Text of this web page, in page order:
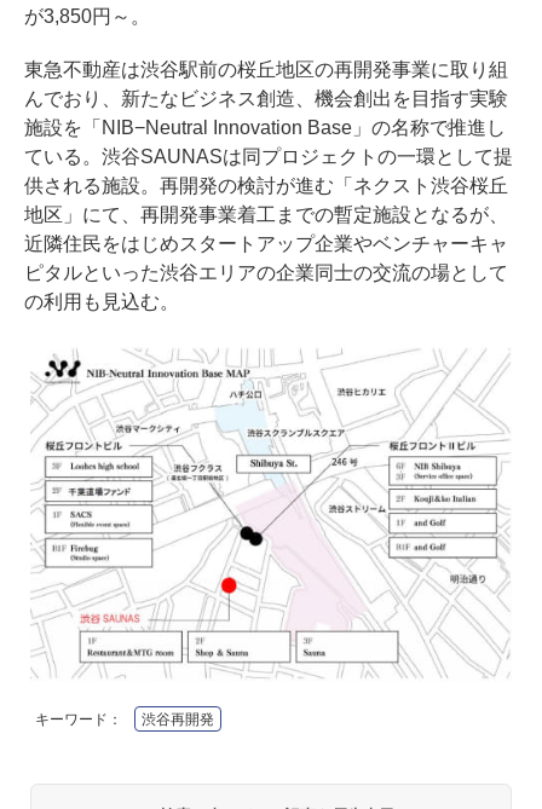
が3,850円～。
東急不動産は渋谷駅前の桜丘地区の再開発事業に取り組
んでおり、新たなビジネス創造、機会創出を目指す実験
施設を「NIB−Neutral Innovation Base」の名称で推進し
ている。渋谷SAUNASは同プロジェクトの一環として提
供される施設。再開発の検討が進む「ネクスト渋谷桜丘
地区」にて、再開発事業着工までの暫定施設となるが、
近隣住民をはじめスタートアップ企業やベンチャーキャ
ピタルといった渋谷エリアの企業同士の交流の場として
の利用も見込む。
キーワード： 渋谷再開発